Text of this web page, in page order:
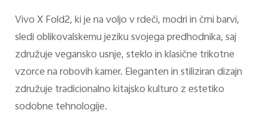
Vivo X Fold2, ki je na voljo v rdeči, modri in črni barvi,
sledi oblikovalskemu jeziku svojega predhodnika, saj
združuje vegansko usnje, steklo in klasične trikotne
vzorce na robovih kamer. Eleganten in stiliziran dizajn
združuje tradicionalno kitajsko kulturo z estetiko
sodobne tehnologije.